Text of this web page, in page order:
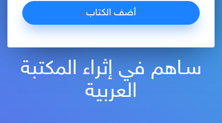
سـاهم في إثراء المكتبة
العربية